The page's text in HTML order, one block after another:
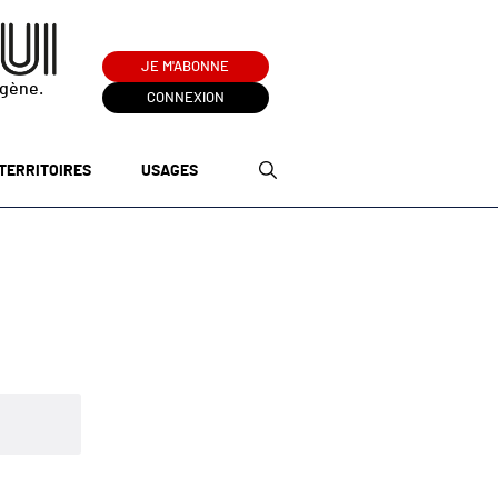
JE M'ABONNE
CONNEXION
USAGES